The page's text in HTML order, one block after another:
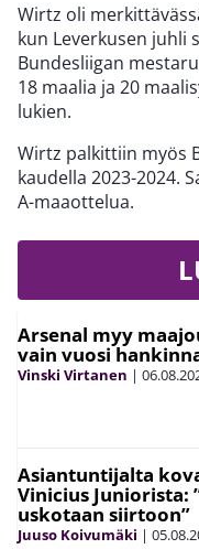
Wirtz oli
kun Leverkusen juhli
Bundesliigan
18 maalia ja 20
lukien.
Wirtz palkittiin myös
kaudella 2023-2024.
A-maaottelua.
Arsenal myy
vain vuosi
Vinski Virtanen |
Asiantuntijalta
Vinicius Juniorista:
uskotaan siirtoon”
Juuso Koivumäki |